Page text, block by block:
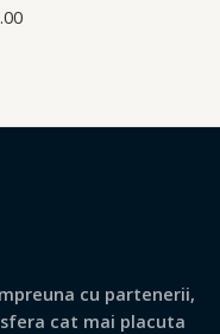
cu partenerii,
cat mai placuta